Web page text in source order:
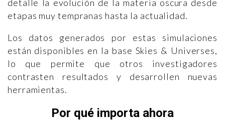
detalle la evolución de la materia oscura desde
etapas muy tempranas hasta la actualidad.
Los datos generados por estas simulaciones
están disponibles en la base Skies & Universes,
lo que permite que otros investigadores
contrasten resultados y desarrollen nuevas
herramientas.
Por qué importa ahora